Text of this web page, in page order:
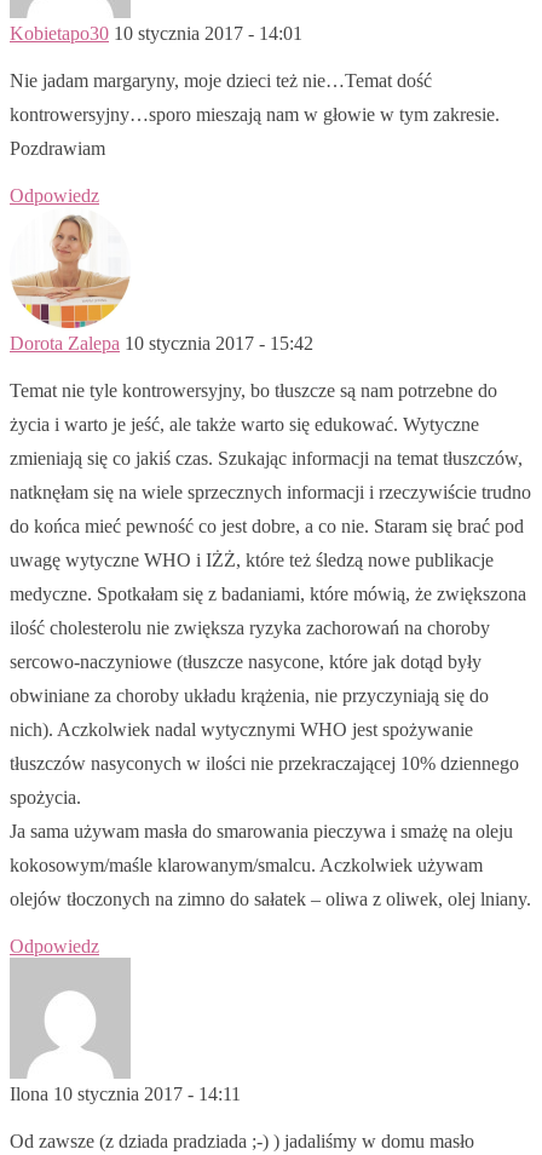
Kobietapo30 10 stycznia 2017 - 14:01
Nie jadam margaryny, moje dzieci też nie…Temat dość
kontrowersyjny…sporo mieszają nam w głowie w tym zakresie.
Pozdrawiam
Odpowiedz
Dorota Zalepa 10 stycznia 2017 - 15:42
Temat nie tyle kontrowersyjny, bo tłuszcze są nam potrzebne do
życia i warto je jeść, ale także warto się edukować. Wytyczne
zmieniają się co jakiś czas. Szukając informacji na temat tłuszczów,
natknęłam się na wiele sprzecznych informacji i rzeczywiście trudno
do końca mieć pewność co jest dobre, a co nie. Staram się brać pod
uwagę wytyczne WHO i IŻŻ, które też śledzą nowe publikacje
medyczne. Spotkałam się z badaniami, które mówią, że zwiększona
ilość cholesterolu nie zwiększa ryzyka zachorowań na choroby
sercowo-naczyniowe (tłuszcze nasycone, które jak dotąd były
obwiniane za choroby układu krążenia, nie przyczyniają się do
nich). Aczkolwiek nadal wytycznymi WHO jest spożywanie
tłuszczów nasyconych w ilości nie przekraczającej 10% dziennego
spożycia.
Ja sama używam masła do smarowania pieczywa i smażę na oleju
kokosowym/maśle klarowanym/smalcu. Aczkolwiek używam
olejów tłoczonych na zimno do sałatek – oliwa z oliwek, olej lniany.
Odpowiedz
Ilona 10 stycznia 2017 - 14:11
Od zawsze (z dziada pradziada ;-) ) jadaliśmy w domu masło